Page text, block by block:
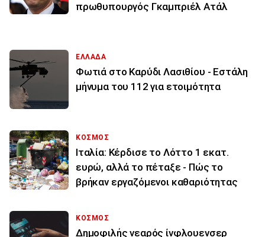
πρωθυπουργός Γκαμπριέλ Ατάλ
ΕΛΛΑΔΑ
Φωτιά στο Καρύδι Λασιθίου - Εστάλη
μήνυμα του 112 για ετοιμότητα
ΚΟΣΜΟΣ
Ιταλία: Κέρδισε το Λόττο 1 εκατ.
ευρώ, αλλά το πέταξε - Πώς το
βρήκαν εργαζόμενοι καθαριότητας
ΚΟΣΜΟΣ
Δημοφιλής νεαρός ίνφλουενσερ